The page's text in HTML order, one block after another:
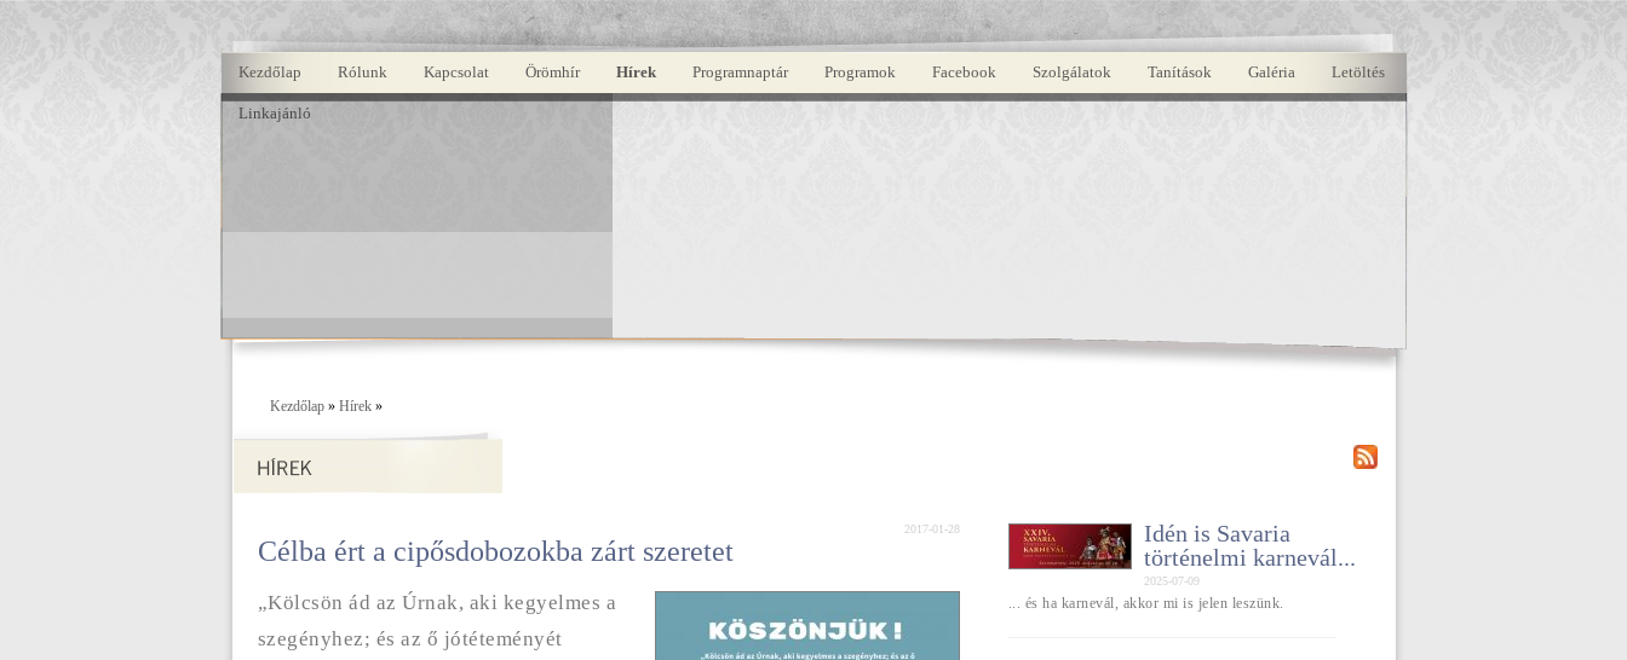
Kezdőlap Rólunk Kapcsolat Örömhír Hírek Programnaptár Programok Facebook Szolgálatok Tanítások Galéria Letöltés
Linkajánló
Kezdőlap» Hírek»
Célba ért a cipősdobozokba zárt szeretet
2017-01-28
„Kölcsön ád az Úrnak, aki kegyelmes a
szegényhez; és az ő jótéteményét
Idén is Savaria
történelmi karnevál...
2025-07-09
... és ha karnevál, akkor mi is jelen leszünk.